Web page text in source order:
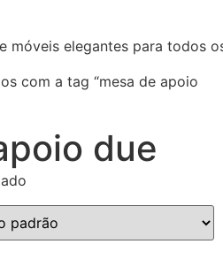
móveis elegantes para todos
com a tag “mesa de apoio
due